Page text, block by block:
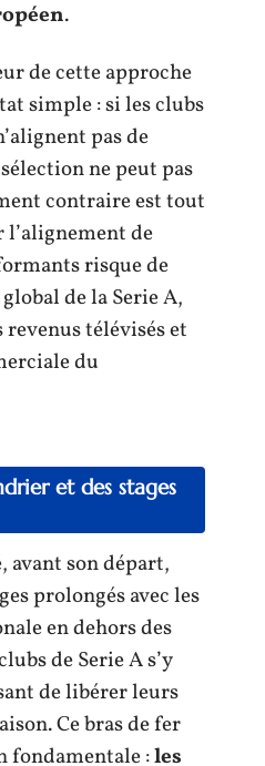
.
de cette approche
simple : si les clubs
pas de
ne peut pas
contraire est tout
l’alignement de
risque de
de la Serie A,
télévisés et
du
et des stages
avant son départ,
prolongés avec les
en dehors des
de Serie A s’y
de libérer leurs
Ce bras de fer
fondamentale :les